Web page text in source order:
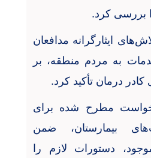
بررسی کرد.
ایثارگرانه مدافعان
به مردم منطقه، بر
درمان تأکید کرد.
مطرح شده برای
بیمارستان، ضمن
دستورات لازم را